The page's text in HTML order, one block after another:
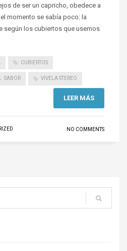
de ser un capricho, obedece a
momento se sabía poco: la
según los cubiertos que usemos
CUBIERTOS
SABOR VIVELA STEREO
LEER MÁS
NO COMMENTS